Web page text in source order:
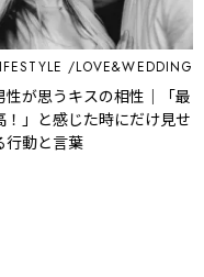
LOVE&WEDDING
思うキスの相性｜「最
と感じた時にだけ見せ
と言葉